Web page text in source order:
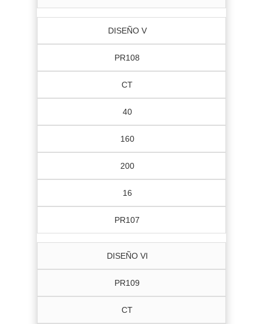
DISEÑO V
PR108
CT
40
160
200
16
PR107
DISEÑO VI
PR109
CT